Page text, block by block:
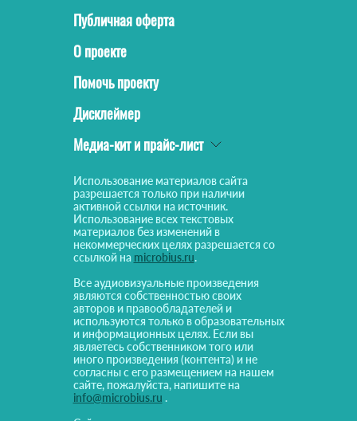
Публичная оферта
О проекте
Помочь проекту
Дисклеймер
Медиа-кит и прайс-лист
Использование материалов сайта
разрешается только при наличии
активной ссылки на источник.
Использование всех текстовых
материалов без изменений в
некоммерческих целях разрешается со
ссылкой на microbius.ru.
Все аудиовизуальные произведения
являются собственностью своих
авторов и правообладателей и
используются только в образовательных
и информационных целях. Если вы
являетесь собственником того или
иного произведения (контента) и не
согласны с его размещением на нашем
сайте, пожалуйста, напишите на
info@microbius.ru .